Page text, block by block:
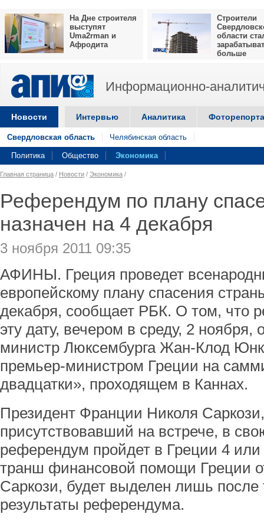
На Дне строителя
выступят
Uma2rman и
Афродита
Строители
области
больше
Информационно-
Новости Интервью Аналитика
Свердловская область Челябинская область
Политика Общество Экономика
Главная страница / Новости / Экономика /
Референдум по плану
назначен на 4 декабря
3 ноября 2011 09:35
АФИНЫ. Греция проведет
европейскому плану спасения
декабря, сообщает РБК. О том, что
эту дату, вечером в среду, 2
министр Люксембурга Жан-Клод
премьер-министром Греции на
двадцатки», проходящем в Каннах.
Президент Франции Николя
присутствовавший на встрече, в
референдум пройдет в Греции 4
транш финансовой помощи Греции
Саркози, будет выделен лишь после
результаты референдума.